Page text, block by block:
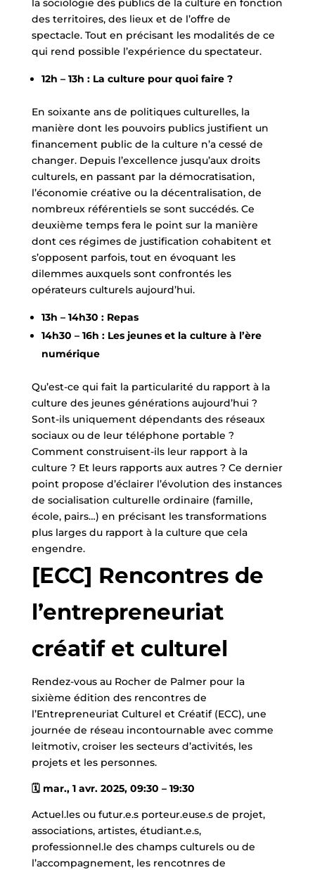
des territoires, des lieux et de l’offre de
spectacle. Tout en précisant les modalités de ce
qui rend possible l’expérience du spectateur.
12h – 13h : La culture pour quoi faire ?
En soixante ans de politiques culturelles, la
manière dont les pouvoirs publics justifient un
financement public de la culture n’a cessé de
changer. Depuis l’excellence jusqu’aux droits
culturels, en passant par la démocratisation,
l’économie créative ou la décentralisation, de
nombreux référentiels se sont succédés. Ce
deuxième temps fera le point sur la manière
dont ces régimes de justification cohabitent et
s’opposent parfois, tout en évoquant les
dilemmes auxquels sont confrontés les
opérateurs culturels aujourd’hui.
13h – 14h30 : Repas
14h30 – 16h : Les jeunes et la culture à l’ère
numérique
Qu’est-ce qui fait la particularité du rapport à la
culture des jeunes générations aujourd’hui ?
Sont-ils uniquement dépendants des réseaux
sociaux ou de leur téléphone portable ?
Comment construisent-ils leur rapport à la
culture ? Et leurs rapports aux autres ? Ce dernier
point propose d’éclairer l’évolution des instances
de socialisation culturelle ordinaire (famille,
école, pairs…) en précisant les transformations
plus larges du rapport à la culture que cela
engendre.
[ECC] Rencontres de
l’entrepreneuriat
créatif et culturel
Rendez-vous au Rocher de Palmer pour la
sixième édition des rencontres de
l’Entrepreneuriat Culturel et Créatif (ECC), une
journée de réseau incontournable avec comme
leitmotiv, croiser les secteurs d’activités, les
projets et les personnes.
🗓️ mar., 1 avr. 2025, 09:30 – 19:30
Actuel.les ou futur.e.s porteur.euse.s de projet,
associations, artistes, étudiant.e.s,
professionnel.le des champs culturels ou de
l’accompagnement, les rencotnres de